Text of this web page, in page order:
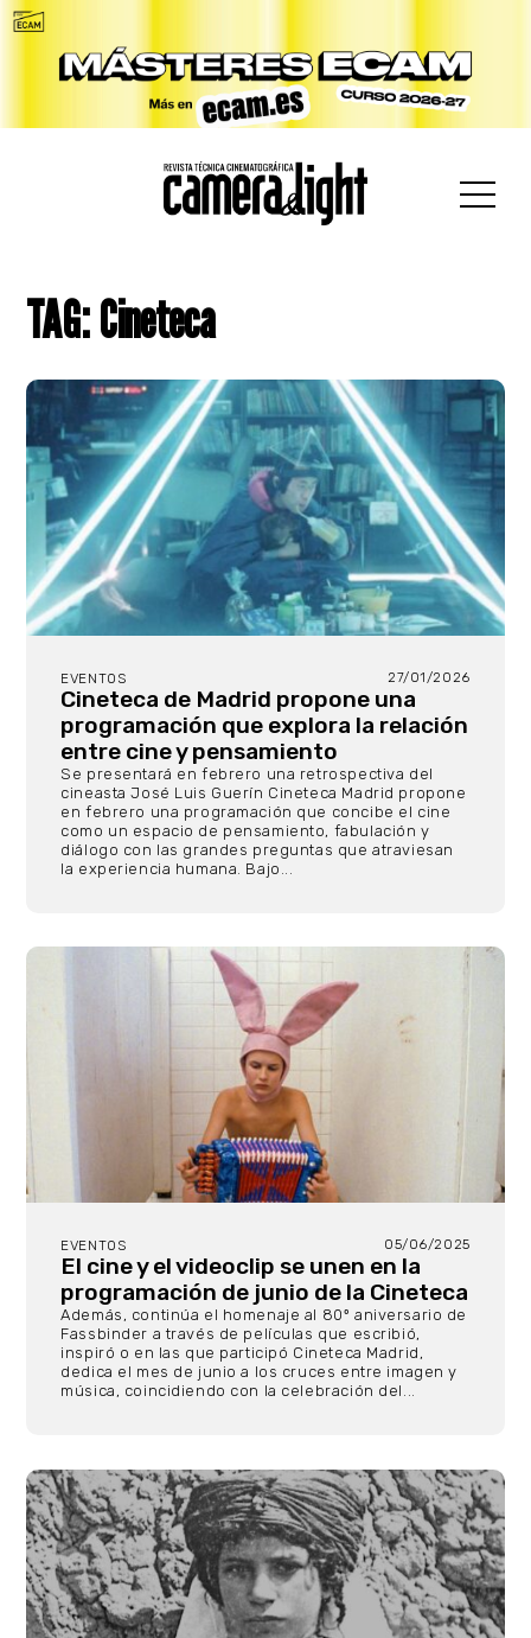
TAG: Cineteca
EVENTOS 27/01/2026
Cineteca de Madrid propone una
programación que explora la relación
entre cine y pensamiento
Se presentará en febrero una retrospectiva del
cineasta José Luis Guerín Cineteca Madrid propone
en febrero una programación que concibe el cine
como un espacio de pensamiento, fabulación y
diálogo con las grandes preguntas que atraviesan
la experiencia humana. Bajo...
EVENTOS 05/06/2025
El cine y el videoclip se unen en la
programación de junio de la Cineteca
Además, continúa el homenaje al 80º aniversario de
Fassbinder a través de películas que escribió,
inspiró o en las que participó Cineteca Madrid,
dedica el mes de junio a los cruces entre imagen y
música, coincidiendo con la celebración del...